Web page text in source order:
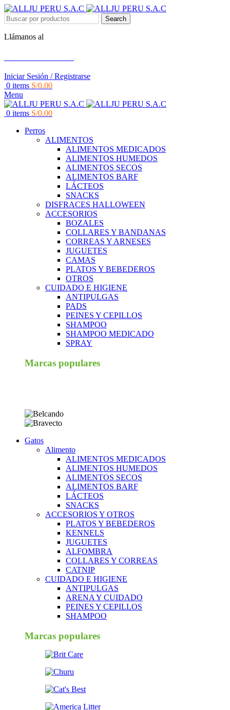
Search
Llámanos al
Iniciar Sesión / Registrarse
0 items S/0.00
Menu
0 items S/0.00
Perros
ALIMENTOS
ALIMENTOS MEDICADOS
ALIMENTOS HUMEDOS
ALIMENTOS SECOS
ALIMENTOS BARF
LÁCTEOS
SNACKS
DISFRACES HALLOWEEN
ACCESORIOS
BOZALES
COLLARES Y BANDANAS
CORREAS Y ARNESES
JUGUETES
CAMAS
PLATOS Y BEBEDEROS
OTROS
CUIDADO E HIGIENE
ANTIPULGAS
PADS
PEINES Y CEPILLOS
SHAMPOO
SHAMPOO MEDICADO
SPRAY
Marcas populares
Gatos
Alimento
ALIMENTOS MEDICADOS
ALIMENTOS HUMEDOS
ALIMENTOS SECOS
ALIMENTOS BARF
LÁCTEOS
SNACKS
ACCESORIOS Y OTROS
PLATOS Y BEBEDEROS
KENNELS
JUGUETES
ALFOMBRA
COLLARES Y CORREAS
CATNIP
CUIDADO E HIGIENE
ANTIPULGAS
ARENA Y CUIDADO
PEINES Y CEPILLOS
SHAMPOO
Marcas populares